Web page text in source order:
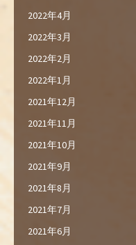
2022年4月
2022年3月
2022年2月
2022年1月
2021年12月
2021年11月
2021年10月
2021年9月
2021年8月
2021年7月
2021年6月